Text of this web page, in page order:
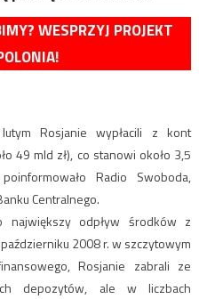
WESPRZYJ PROJEKT
Rosjanie wypłacili z kont
49 mld zł), co stanowi około 3,5
Radio Swoboda,
Centralnego.
największy odpływ środków z
2008 r. w szczytowym
Rosjanie zabrali ze
depozytów, ale w liczbach